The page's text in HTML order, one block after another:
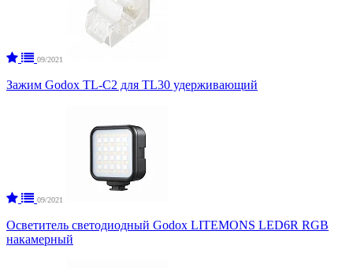
09/2021
Зажим Godox TL-C2 для TL30 удерживающий
09/2021
Осветитель светодиодный Godox LITEMONS LED6R RGB
накамерный